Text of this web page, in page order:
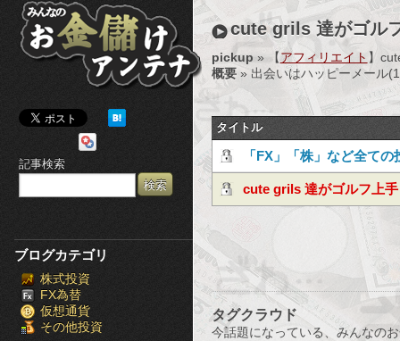
み
ん
な
の
お
金
儲
け
ア
ン
記事検索
ブログカテゴリ
株式投資
FX為替
仮想通貨
その他投資
cute grils 達がゴル
pickup » 【アフィリエイト 】
概要» 出会いはハッピーメール
タイトル
「FX」「株」など全て
必見！投資の失敗は投資
cute grils 達がゴルフ上手
タグクラウド
今話題になっている、みんなの